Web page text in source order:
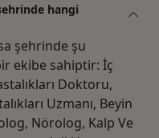
hangi
şehrinde şu
ekibe sahiptir: İç
Doktoru,
Uzmanı, Beyin
Nörolog, Kalp Ve